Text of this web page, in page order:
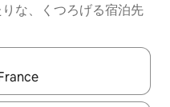
な、くつろげる宿泊先
矢印キーを使って移動するか